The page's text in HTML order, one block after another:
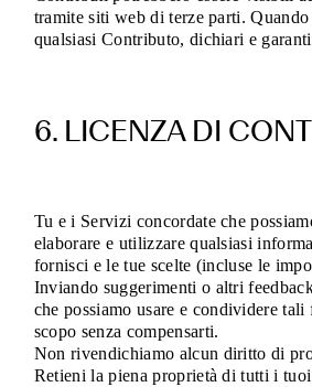
tramite siti web di terze parti.
qualsiasi Contributo, dichiari e
6. LICENZA DI
Tu e i Servizi concordate che
elaborare e utilizzare qualsiasi
fornisci e le tue scelte (incluse le
Inviando suggerimenti o altri
che possiamo usare e condividere tali
scopo senza compensarti.
Non rivendichiamo alcun diritto di
Retieni la piena proprietà di tutti i